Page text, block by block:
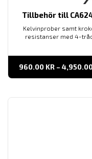
Tillbehör till
Kelvinprober samt
resistanser med 4-
960.00 KR –